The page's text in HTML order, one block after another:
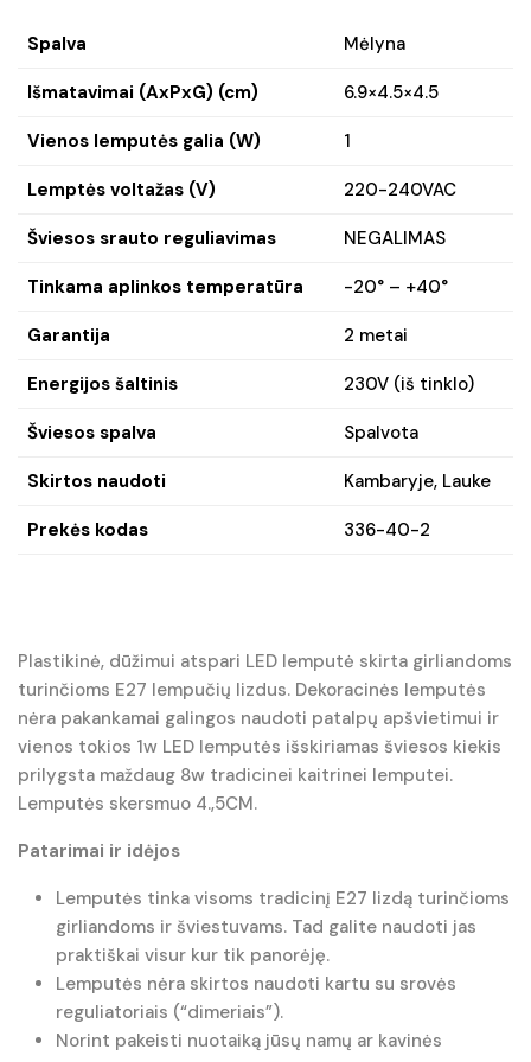
Spalva Mėlyna
Išmatavimai (AxPxG) (cm) 6.9×4.5×4.5
Vienos lemputės galia (W) 1
Lemptės voltažas (V) 220-240VAC
Šviesos srauto reguliavimas NEGALIMAS
Tinkama aplinkos temperatūra -20° – +40°
Garantija 2 metai
Energijos šaltinis 230V (iš tinklo)
Šviesos spalva Spalvota
Skirtos naudoti Kambaryje, Lauke
Prekės kodas 336-40-2
Plastikinė, dūžimui atspari LED lemputė skirta girliandoms
turinčioms E27 lempučių lizdus. Dekoracinės lemputės
nėra pakankamai galingos naudoti patalpų apšvietimui ir
vienos tokios 1w LED lemputės išskiriamas šviesos kiekis
prilygsta maždaug 8w tradicinei kaitrinei lemputei.
Lemputės skersmuo 4.,5CM.
Patarimai ir idėjos
Lemputės tinka visoms tradicinį E27 lizdą turinčioms
girliandoms ir šviestuvams. Tad galite naudoti jas
praktiškai visur kur tik panorėję.
Lemputės nėra skirtos naudoti kartu su srovės
reguliatoriais (“dimeriais”).
Norint pakeisti nuotaiką jūsų namų ar kavinės